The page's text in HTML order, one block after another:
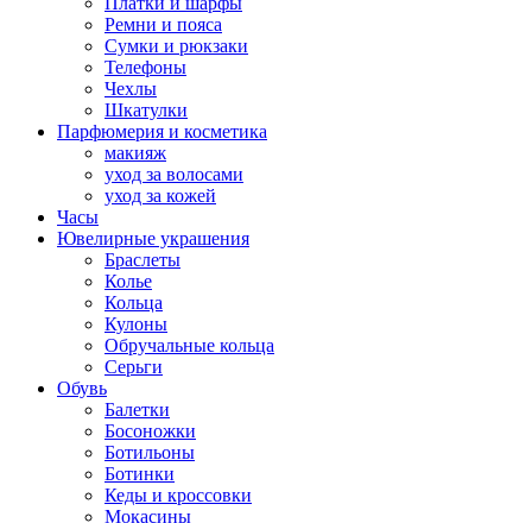
Ремни и пояса
Сумки и рюкзаки
Телефоны
Чехлы
Шкатулки
Парфюмерия и косметика
макияж
уход за волосами
уход за кожей
Часы
Ювелирные украшения
Браслеты
Колье
Кольца
Кулоны
Обручальные кольца
Серьги
Обувь
Балетки
Босоножки
Ботильоны
Ботинки
Кеды и кроссовки
Мокасины